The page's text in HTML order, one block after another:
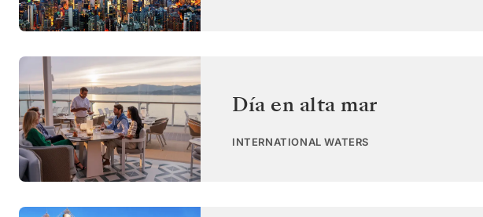
Día en alta mar
INTERNATIONAL WATERS